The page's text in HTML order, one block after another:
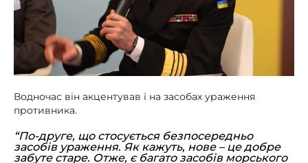
Водночас він акцентував і на засобах ураження
противника.
“По-друге, що стосується безпосередньо
засобів ураження. Як кажуть, нове – це добре
забуте старе. Отже, є багато засобів морського